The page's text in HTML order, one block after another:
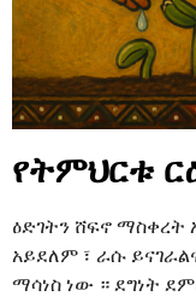
የትምህርቱ
ዕድገትን ሸፍኖ
አይደለም ፣ ራሱ
ማሳነስ ነው ። ደግነት